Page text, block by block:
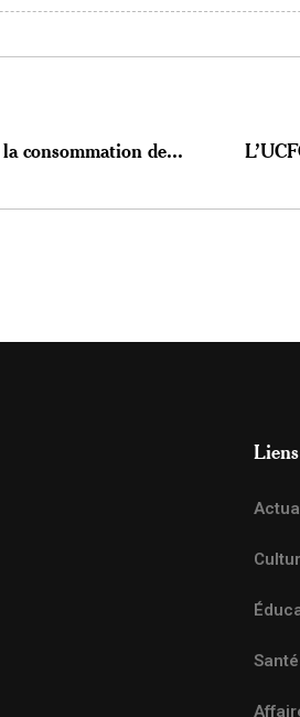
consommation de...
Santé